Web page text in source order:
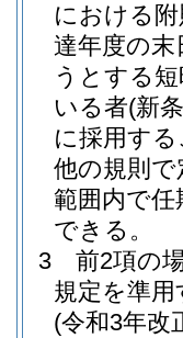
における
達年度の
うとする
いる者(新
に採用す
他の規則
範囲内で
できる。
3
前2項の
規定を準用
(令和3年改